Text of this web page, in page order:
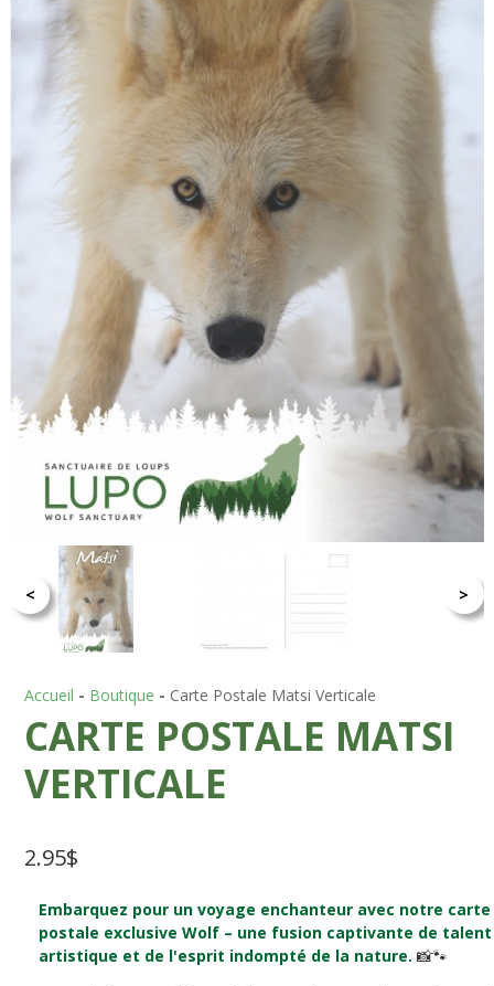
< >
Accueil - Boutique - Carte Postale Matsi Verticale
CARTE POSTALE MATSI
VERTICALE
2.95$
Embarquez pour un voyage enchanteur avec notre carte
postale exclusive Wolf – une fusion captivante de talent
artistique et de l'esprit indompté de la nature. 📸🐾